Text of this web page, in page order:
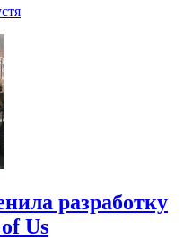
разработку
Us